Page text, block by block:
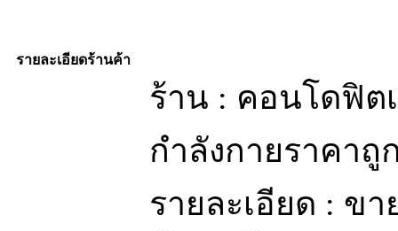
รายละเอียดร้านค้า
ร้าน : คอนโดฟิต
กำลังกายราคาถู
รายละเอียด : ข